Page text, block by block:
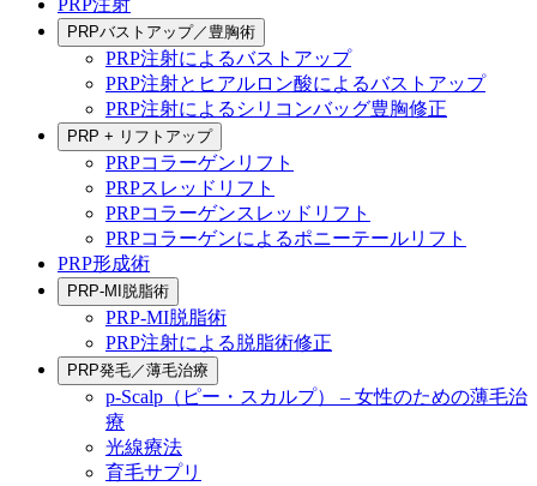
PRP注射
PRPバストアップ／豊胸術
PRP注射によるバストアップ
PRP注射とヒアルロン酸によるバストアップ
PRP注射によるシリコンバッグ豊胸修正
PRP + リフトアップ
PRPコラーゲンリフト
PRPスレッドリフト
PRPコラーゲンスレッドリフト
PRPコラーゲンによるポニーテールリフト
PRP形成術
PRP-MI脱脂術
PRP-MI脱脂術
PRP注射による脱脂術修正
PRP発毛／薄毛治療
p-Scalp（ピー・スカルプ） – 女性のための薄毛治
療
光線療法
育毛サプリ